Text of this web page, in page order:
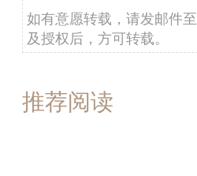
如有意愿转载，请发邮件至
及授权后，方可转载。
推荐阅读